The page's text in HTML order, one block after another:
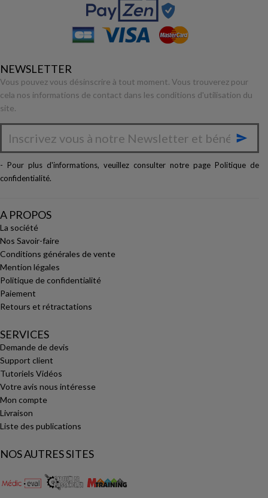
NEWSLETTER
Vous pouvez vous désinscrire à tout moment. Vous trouverez pour
cela nos informations de contact dans les conditions d'utilisation du
site.

- Pour plus d'informations, veuillez consulter notre page Politique de
confidentialité.
A PROPOS
La société
Nos Savoir-faire
Conditions générales de vente
Mention légales
Politique de confidentialité
Paiement
Retours et rétractations
SERVICES
Demande de devis
Support client
Tutoriels Vidéos
Votre avis nous intéresse
Mon compte
Livraison
Liste des publications
NOS AUTRES SITES